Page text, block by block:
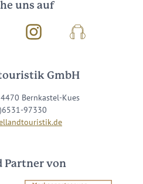
uns auf
InstagramPodcast
GmbH
Bernkastel-Kues
97330
Partner von